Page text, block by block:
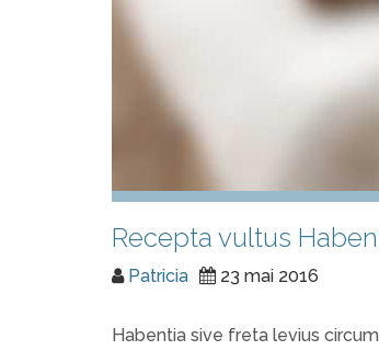
Recepta vultus
Patricia 23 mai 2016
Habentia sive freta levius